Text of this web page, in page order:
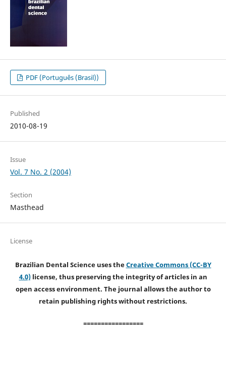
PDF (Português (Brasil))
Published
2010-08-19
Issue
Vol. 7 No. 2 (2004)
Section
Masthead
License
Brazilian Dental Science uses theCreative Commons (CC-BY
4.0)license, thus preserving the integrity of articles in an
open access environment. The journal allows the author to
retain publishing rights without restrictions.
=================